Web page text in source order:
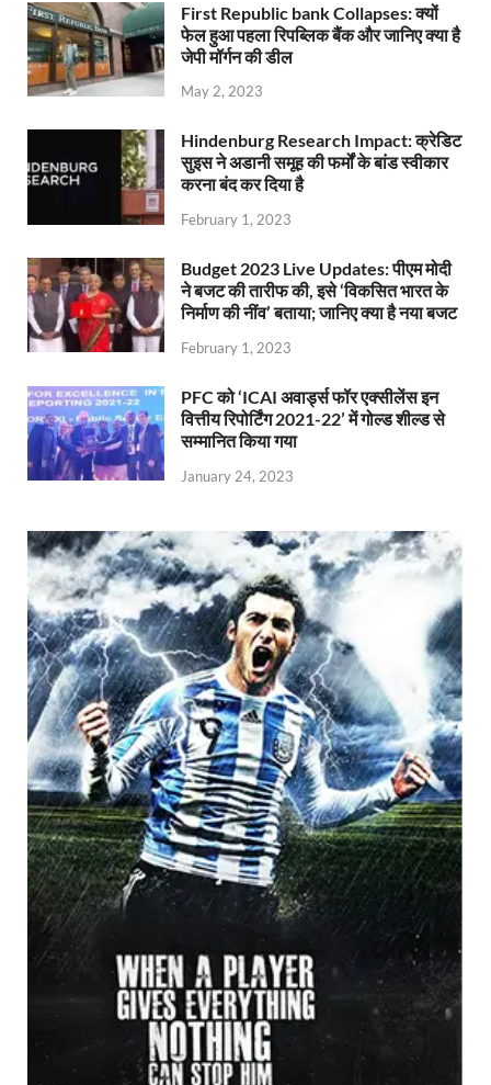
First Republic bank Collapses: क्यों
फेल हुआ पहला रिपब्लिक बैंक और जानिए क्या है
जेपी मॉर्गन की डील
May 2, 2023
Hindenburg Research Impact: क्रेडिट
सुइस ने अडानी समूह की फर्मों के बांड स्वीकार
करना बंद कर दिया है
February 1, 2023
Budget 2023 Live Updates: पीएम मोदी
ने बजट की तारीफ की, इसे ‘विकसित भारत के
निर्माण की नींव’ बताया; जानिए क्या है नया बजट
February 1, 2023
PFC को ‘ICAI अवार्ड्स फॉर एक्सीलेंस इन
वित्तीय रिपोर्टिंग 2021-22’ में गोल्ड शील्ड से
सम्मानित किया गया
January 24, 2023